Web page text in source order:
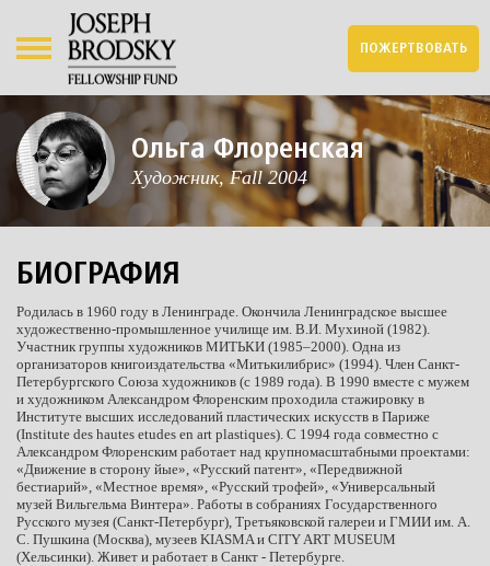
ПОЖЕРТВОВАТЬ
Ольга Флоренская
Художник, Fall 2004
БИОГРАФИЯ
Родилась в 1960 году в Ленинграде. Окончила Ленинградское высшее
художественно-промышленное училище им. В.И. Мухиной (1982).
Участник группы художников МИТЬКИ (1985–2000). Одна из
организаторов книгоиздательства «Митькилибрис» (1994). Член Санкт-
Петербургского Союза художников (с 1989 года). В 1990 вместе с мужем
и художником Александром Флоренским проходила стажировку в
Институте высших исследований пластических искусств в Париже
(Institute des hautes etudes en art plastiques). С 1994 года совместно с
Александром Флоренским работает над крупномасштабными проектами:
«Движение в сторону йые», «Русский патент», «Передвижной
бестиарий», «Местное время», «Русский трофей», «Универсальный
музей Вильгельма Винтера». Работы в собраниях Государственного
Русского музея (Санкт-Петербург), Третьяковской галереи и ГМИИ им. А.
С. Пушкина (Москва), музеев KIASMA и CITY ART MUSEUM
(Хельсинки). Живет и работает в Санкт - Петербурге.